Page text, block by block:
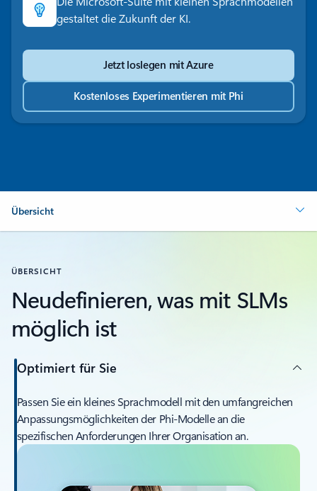
gestaltet die Zukunft der KI.
Jetzt loslegen mit Azure
Kostenloses Experimentieren mit Phi
Übersicht
ÜBERSICHT
Neudefinieren, was mit SLMs
möglich ist
Optimiert für Sie
Passen Sie ein kleines Sprachmodell mit den umfangreichen
Anpassungsmöglichkeiten der Phi-Modelle an die
spezifischen Anforderungen Ihrer Organisation an.